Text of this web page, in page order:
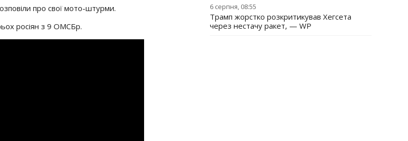
про свої мото-штурми.
росіян з 9 ОМСБр.
6 серпня, 08:55
Трамп жорстко розкритикував Хегсета
через нестачу ракет, — WP